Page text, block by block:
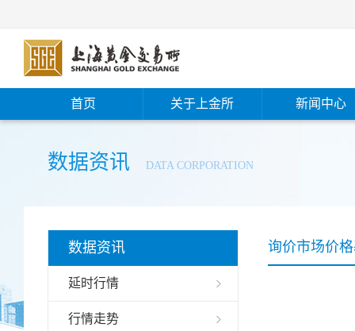
首页 关于上金所 新闻中心
数据资讯 DATA CORPORATION
数据资讯
延时行情
行情走势
询价市场价